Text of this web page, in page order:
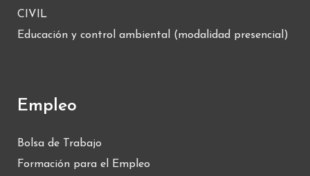
CIVIL
Educación y control ambiental (modalidad presencial)
Empleo
Bolsa de Trabajo
Formación para el Empleo